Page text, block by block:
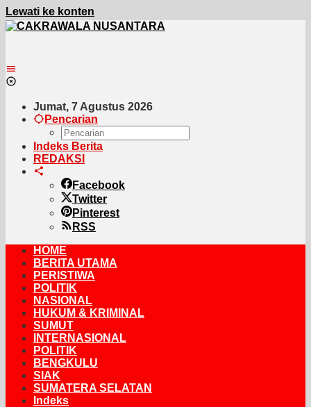
Lewati ke konten
Jumat, 7 Agustus 2026
Pencarian
Indeks Berita
REDAKSI
Facebook
Twitter
Pinterest
RSS
HOME
BERITA UTAMA
PERISTIWA
POLITIK
NASIONAL
HUKUM & KRIMINAL
SUMUT
INTERNASIONAL
POLITIK
BENGKULU
SIAK
SUMATERA SELATAN
Indeks